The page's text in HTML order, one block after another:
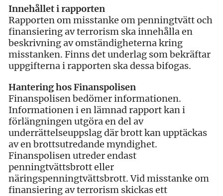
Innehållet i rapporten
Rapporten om misstanke om penningtvätt och
finansiering av terrorism ska innehålla en
beskrivning av omständigheterna kring
misstanken. Finns det underlag som bekräftar
uppgifterna i rapporten ska dessa bifogas.
Hantering hos Finanspolisen
Finanspolisen bedömer informationen.
Informationen i en lämnad rapport kan i
förlängningen utgöra en del av
underrättelseuppslag där brott kan upptäckas
av en brottsutredande myndighet.
Finanspolisen utreder endast
penningtvättsbrott eller
näringspenningtvättsbrott. Vid misstanke om
finansiering av terrorism skickas ett